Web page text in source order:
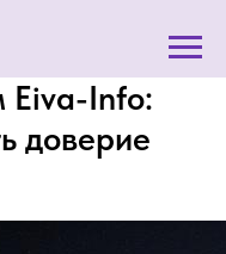
Eiva-Info:
доверие